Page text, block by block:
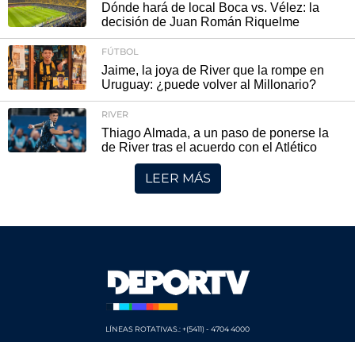
Dónde hará de local Boca vs. Vélez: la
decisión de Juan Román Riquelme
FÚTBOL
Jaime, la joya de River que la rompe en
Uruguay: ¿puede volver al Millonario?
RIVER
Thiago Almada, a un paso de ponerse la
de River tras el acuerdo con el Atlético
LEER MÁS
LÍNEAS ROTATIVAS.: +(5411) - 4704 4000